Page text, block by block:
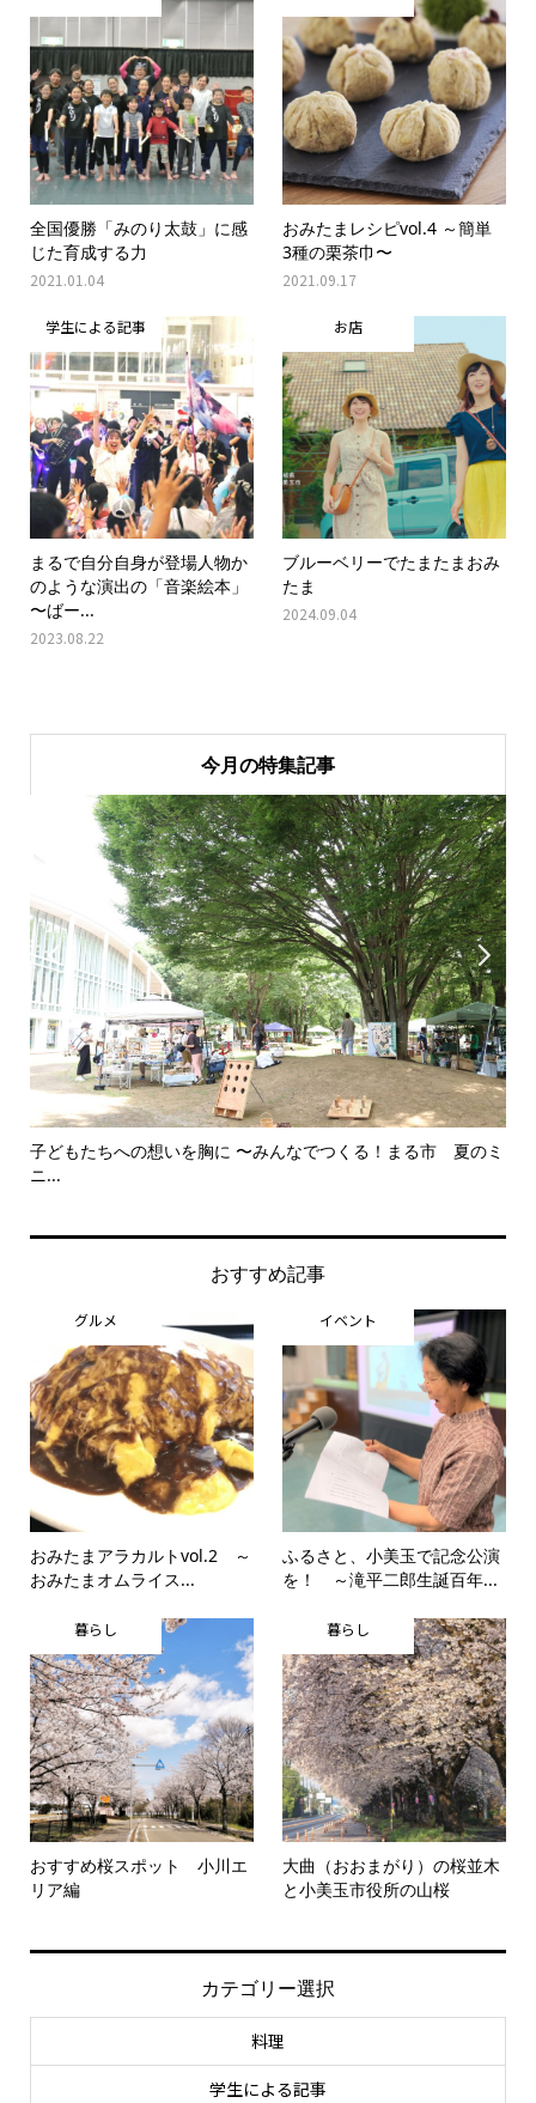
全国優勝「みのり太鼓」に感
じた育成する力
2021.01.04
おみたまレシピvol.4 ～簡単
3種の栗茶巾〜
2021.09.17
学生による記事
まるで自分自身が登場人物か
のような演出の「音楽絵本」
〜ばー...
2023.08.22
お店
ブルーベリーでたまたまおみ
たま
2024.09.04
今月の特集記事

子どもたちへの想いを胸に 〜みんなでつくる！まる市 夏のミ
ニ...

おすすめ記事
グルメ
おみたまアラカルトvol.2 ～
おみたまオムライス...
イベント
ふるさと、小美玉で記念公演
を！ ～滝平二郎生誕百年...
暮らし
おすすめ桜スポット 小川エ
リア編
暮らし
大曲（おおまがり）の桜並木
と小美玉市役所の山桜
カテゴリー選択
料理
学生による記事